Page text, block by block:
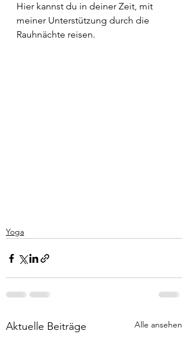
Hier kannst du in deiner Zeit, mit
meiner Unterstützung durch die
Rauhnächte reisen.
Yoga
Aktuelle Beiträge Alle ansehen